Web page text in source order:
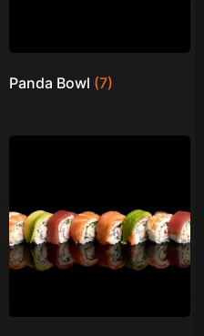
Panda Bowl (7)